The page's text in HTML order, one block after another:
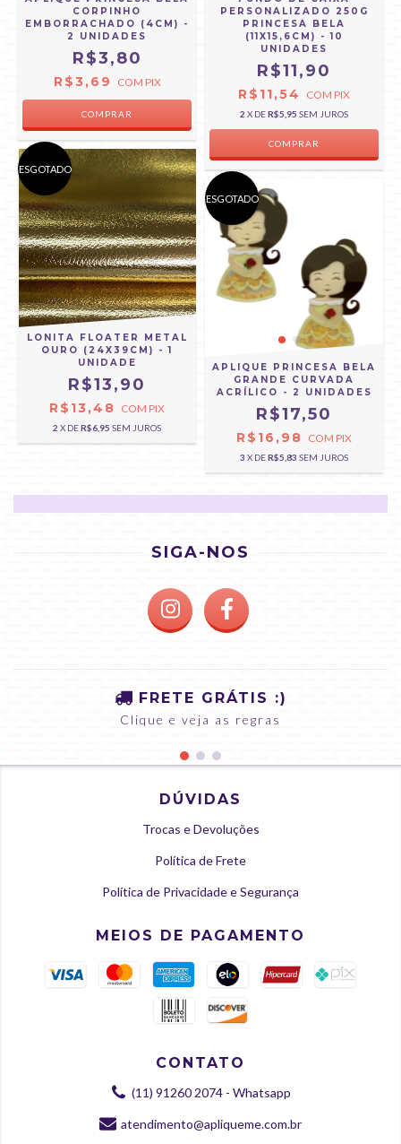
CORPINHO
EMBORRACHADO (4CM) -
2 UNIDADES
R$3,80
R$3,69 COM PIX
PERSONALIZADO 250G
PRINCESA BELA
(11X15,6CM) - 10
UNIDADES
R$11,90
R$11,54 COM PIX
2 X DER$5,95 SEM JUROS
ESGOTADO
LONITA FLOATER METAL
OURO (24X39CM) - 1
UNIDADE
R$13,90
R$13,48 COM PIX
2 X DER$6,95 SEM JUROS
ESGOTADO
APLIQUE PRINCESA BELA
GRANDE CURVADA
ACRÍLICO - 2 UNIDADES
R$17,50
R$16,98 COM PIX
3 X DER$5,83 SEM JUROS
SIGA-NOS
FRETE GRÁTIS :)
Clique e veja as regras
DÚVIDAS
Trocas e Devoluções
Política de Frete
Política de Privacidade e Segurança
MEIOS DE PAGAMENTO
CONTATO
(11) 91260 2074 - Whatsapp
atendimento@apliqueme.com.br